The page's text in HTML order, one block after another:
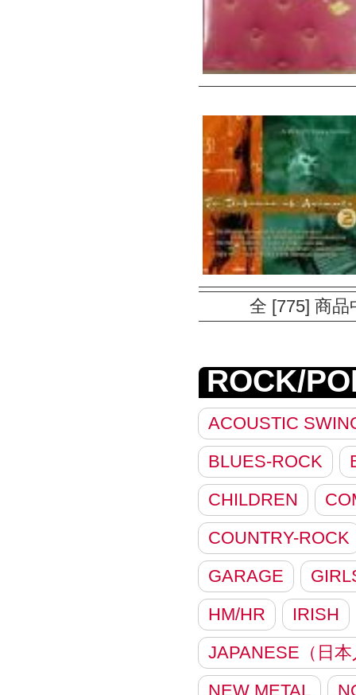
全 [775] 商
ROCK/
ACOUSTIC
BLUES-ROCK
CHILDREN
COUNTRY-ROCK
GARAGE
HM/HR
IRISH
JAPANESE（日
NEW METAL